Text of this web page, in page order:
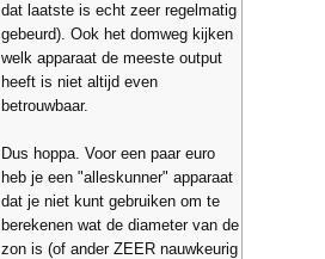
dat laatste is echt zeer regelmatig
gebeurd). Ook het domweg kijken
welk apparaat de meeste output
heeft is niet altijd even
betrouwbaar.
Dus hoppa. Voor een paar euro
heb je een "alleskunner" apparaat
dat je niet kunt gebruiken om te
berekenen wat de diameter van de
zon is (of ander ZEER nauwkeurig